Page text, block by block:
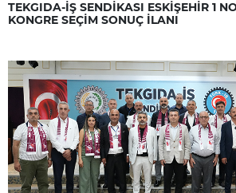
TEKGIDA-İŞ SENDİKASI ESKİŞEHİR 1
KONGRE SEÇİM SONUÇ İLANI